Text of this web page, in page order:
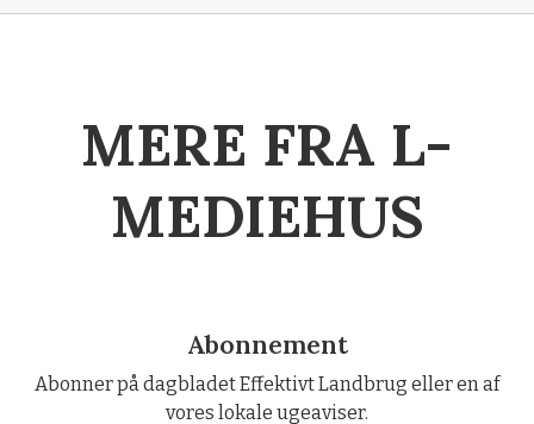
MERE FRA L-
MEDIEHUS
Abonnement
Abonner på dagbladet Effektivt Landbrug eller en af
vores lokale ugeaviser.